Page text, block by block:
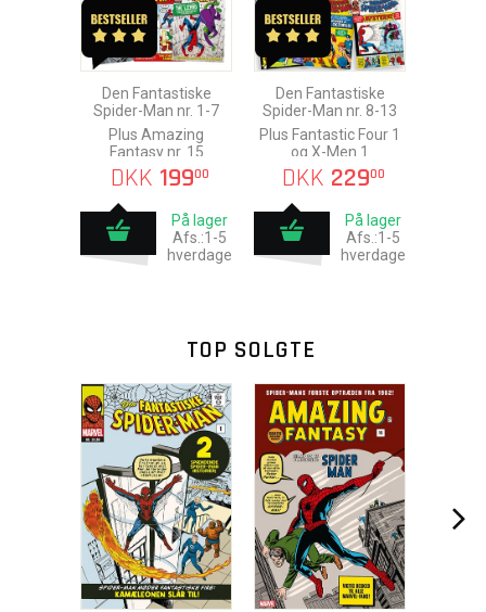
Den Fantastiske
Spider-Man nr. 1-7
Plus Amazing
Fantasy nr. 15
DKK 19900
På lager
Afs.:1-5
hverdage
Den Fantastiske
Spider-Man nr. 8-13
Plus Fantastic Four 1
og X-Men 1
DKK 22900
På lager
Afs.:1-5
hverdage
TOP SOLGTE